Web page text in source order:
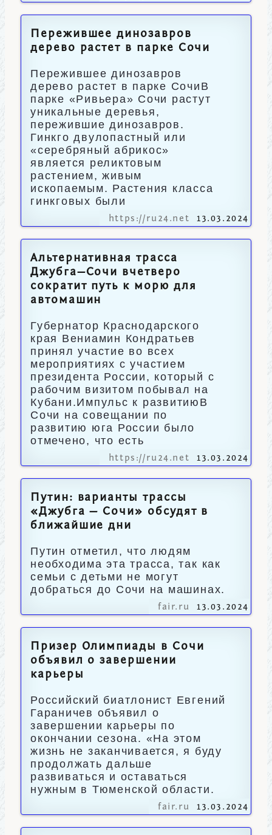
Пережившее динозавров
дерево растет в парке Сочи
Пережившее динозавров
дерево растет в парке СочиВ
парке «Ривьера» Сочи растут
уникальные деревья,
пережившие динозавров.
Гинкго двулопастный или
«серебряный абрикос»
является реликтовым
растением, живым
ископаемым. Растения класса
гинкговых были
https://ru24.net 13.03.2024
Альтернативная трасса
Джубга—Сочи вчетверо
сократит путь к морю для
автомашин
Губернатор Краснодарского
края Вениамин Кондратьев
принял участие во всех
мероприятиях с участием
президента России, который с
рабочим визитом побывал на
Кубани.Импульс к развитиюВ
Сочи на совещании по
развитию юга России было
отмечено, что есть
https://ru24.net 13.03.2024
Путин: варианты трассы
«Джубга — Сочи» обсудят в
ближайшие дни
Путин отметил, что людям
необходима эта трасса, так как
семьи с детьми не могут
добраться до Сочи на машинах.
fair.ru 13.03.2024
Призер Олимпиады в Сочи
объявил о завершении
карьеры
Российский биатлонист Евгений
Гараничев объявил о
завершении карьеры по
окончании сезона. «На этом
жизнь не заканчивается, я буду
продолжать дальше
развиваться и оставаться
нужным в Тюменской области.
fair.ru 13.03.2024